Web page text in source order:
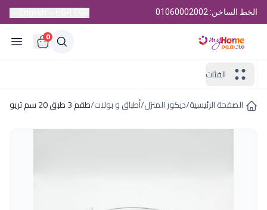
الخط الساخن: 01060002002
0
الفئات
الصفحة الرئيسية/ديكور المنزل/أطباق و بولات/طقم 3 طبق 20 سم تريو